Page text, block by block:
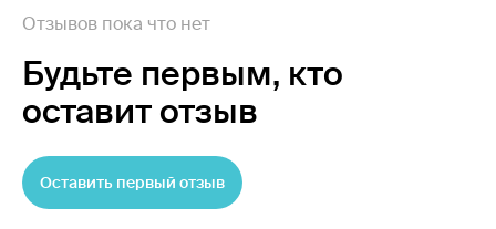
Отзывов пока что нет
Будьте первым, кто
оставит отзыв
Оставить первый отзыв